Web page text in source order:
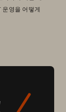
운영을 어떻게